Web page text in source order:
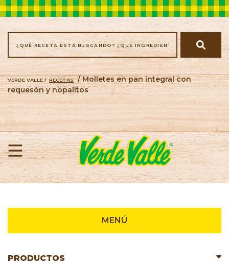
VERDE VALLE / RECETAS
/ Molletes en pan integral con
requesón y nopalitos
MENÚ
PRODUCTOS